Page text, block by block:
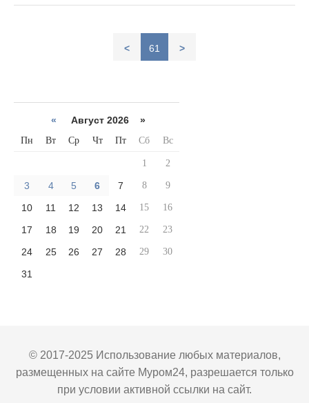
< 61 >
« Август 2026 »
Пн Вт Ср Чт Пт Сб Вс
1 2
3 4 5 6 7 8 9
10 11 12 13 14 15 16
17 18 19 20 21 22 23
24 25 26 27 28 29 30
31
© 2017-2025 Использование любых материалов,
размещенных на сайте Муром24, разрешается только
при условии активной ссылки на сайт.